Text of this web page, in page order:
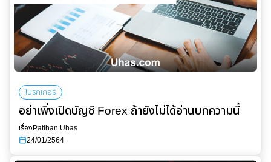
โบรกเกอร์
อย่าเพิ่งเปิดบัญชี Forex ถ้ายังไม่ได้อ่านบทความนี้
เรื่องPatihan Uhas
24/01/2564